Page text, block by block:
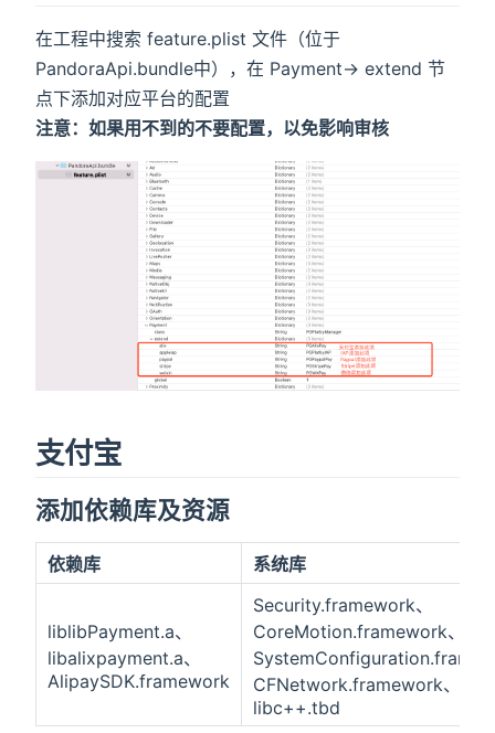
在工程中搜索 feature.plist 文件（位于
PandoraApi.bundle中），在 Payment-> extend 节
点下添加对应平台的配置
注意：如果用不到的不要配置，以免影响审核
支付宝
添加依赖库及资源
依赖库 系统库
liblibPayment.a、
libalixpayment.a、
AlipaySDK.framework
Security.framework、
CoreMotion.framework、
CFNetwork.framework、
libc++.tbd